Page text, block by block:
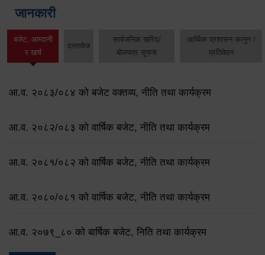
जानकारी
बजेट, आम्दानी
र खर्च
दस्तावेज
सार्वजनिक खरिद/
बोलपत्र सूचना
आर्थिक प्रशासन कानुन /
प्रतिवेदन
आ.व. २०८३/०८४ को बजेट वक्तव्य, नीति तथा कार्यक्रम
आ.व. २०८२/०८३ को वार्षिक बजेट, नीति तथा कार्यक्रम
आ.व. २०८१/०८२ को वार्षिक बजेट, नीति तथा कार्यक्रम
आ.व. २०८०/०८१ को वार्षिक बजेट, नीति तथा कार्यक्रम
आ.व. २०७९‌_८० को बार्षिक बजेट, निति तथा कार्यक्रम